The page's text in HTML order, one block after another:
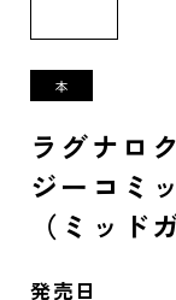
ラグナロ
ジーコミ
（ミッド
発売日